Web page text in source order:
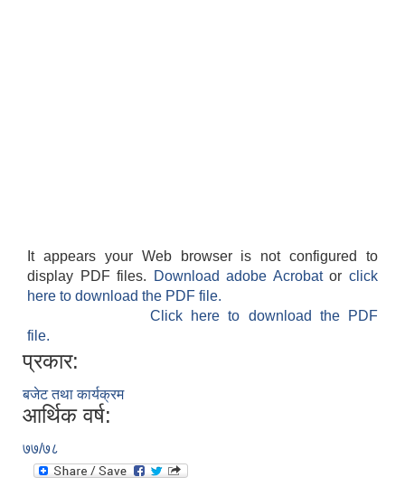
It appears your Web browser is not configured to
display PDF files.
Download adobe Acrobatorclick
here to download the PDF file.
Click here to download the PDF
file.
प्रकार:
बजेट तथा कार्यक्रम
आर्थिक वर्ष:
७७/७८